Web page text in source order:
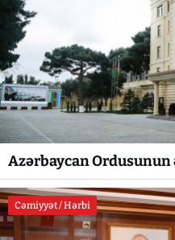
Azərbaycan
Cəmiyyət / Hərbi